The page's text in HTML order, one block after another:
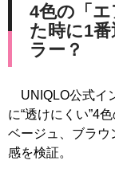
4色の「
た時に1
ラー？
UNIQLO公式イ
に“透けにくい”4
ベージュ、ブラウ
感を検証。